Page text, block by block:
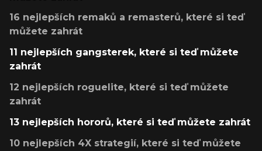
16 nejlepších remaků a remasterů, které si teď
můžete zahrát
11 nejlepších gangsterek, které si teď můžete
zahrát
12 nejlepších roguelite, které si teď můžete
zahrát
13 nejlepších hororů, které si teď můžete zahrát
10 nejlepších 4X strategií, které si teď můžete